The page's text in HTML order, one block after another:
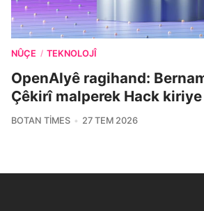
NÛÇE / TEKNOLOJÎ
OpenAIyê ragihand:
Çêkirî malperek Hack
BOTAN TIMES 27 TEM 2026